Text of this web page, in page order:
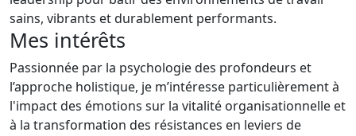
sains, vibrants et durablement performants.
Mes intérêts
Passionnée par la psychologie des profondeurs et
l’approche holistique, je m’intéresse particulièrement à
l'impact des émotions sur la vitalité organisationnelle et
à la transformation des résistances en leviers de